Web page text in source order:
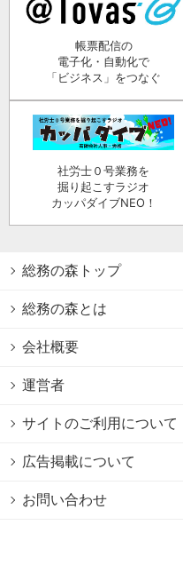
帳票配信の
電子化・自動化で
「ビジネス」をつなぐ
社労士０号業務を
掘り起こすラジオ
カッパダイブNEO！
総務の森トップ
総務の森とは
会社概要
運営者
サイトのご利用について
広告掲載について
お問い合わせ